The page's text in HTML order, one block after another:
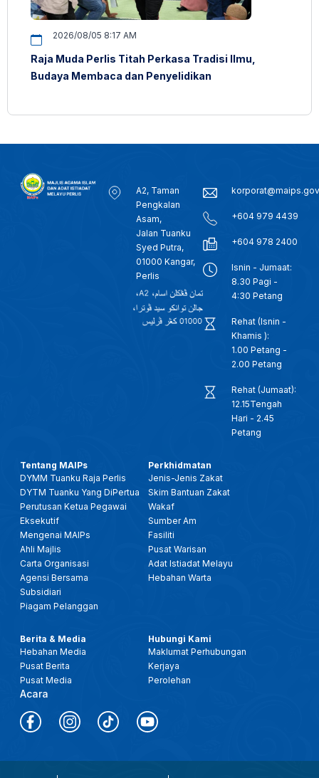
2026/08/05 8:17 AM
Raja Muda Perlis Titah Perkasa Tradisi Ilmu,
Budaya Membaca dan Penyelidikan
A2, Taman
Pengkalan
Asam,
Jalan Tuanku
Syed Putra,
01000 Kangar,
Perlis
+604 979 4439
+604 978 2400
Isnin - Jumaat:
8.30 Pagi -
4:30 Petang
Rehat (Isnin -
Khamis ):
1.00 Petang -
2.00 Petang
Rehat (Jumaat):
12.15Tengah
Hari - 2.45
Petang
Tentang MAIPs
DYMM Tuanku Raja Perlis
DYTM Tuanku Yang DiPertua
Perutusan Ketua Pegawai
Eksekutif
Mengenai MAIPs
Ahli Majlis
Carta Organisasi
Agensi Bersama
Subsidiari
Piagam Pelanggan
Perkhidmatan
Jenis-Jenis Zakat
Skim Bantuan Zakat
Wakaf
Sumber Am
Fasiliti
Pusat Warisan
Adat Istiadat Melayu
Hebahan Warta
Berita & Media
Hebahan Media
Pusat Berita
Pusat Media
Acara
Hubungi Kami
Maklumat Perhubungan
Kerjaya
Perolehan